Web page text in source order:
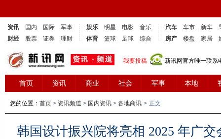
资讯 国内 国际
军事
财经
股票 证券 理财
娱乐 明星 电影
音乐
体育
篮球 足球 综合
汽车 车市 新车
房产
楼盘 家居
我要投稿 新讯网官方唯一联
首页 资讯 商业 社会 军事 本地
您的位置： 首页 > 资讯频道 > 国内资讯 > 各地商讯 > 正文
韩国设计振兴院将亮相 2025 年广